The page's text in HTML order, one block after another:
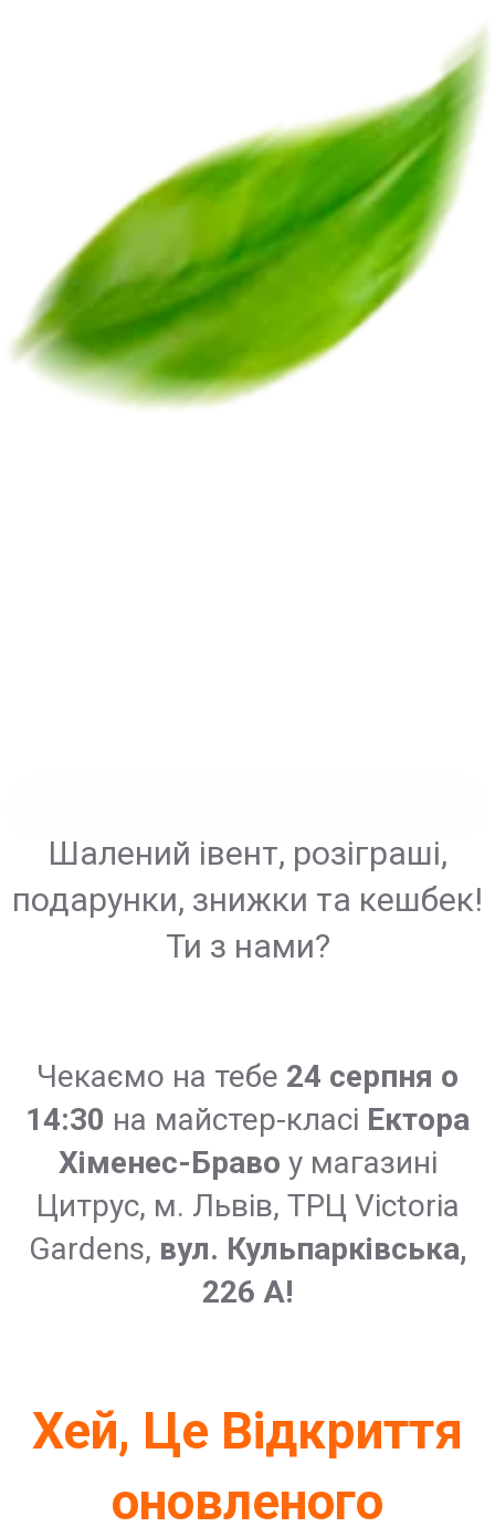
Шалений івент, розіграші,
подарунки, знижки та кешбек!
Ти з нами?
Чекаємо на тебе 24 серпня о
14:30 на майстер-класі Ектора
Хіменес-Браво у магазині
Цитрус, м. Львів, ТРЦ Victoria
Gardens, вул. Кульпарківська,
226 А!
Хей, Це Відкриття
оновленого